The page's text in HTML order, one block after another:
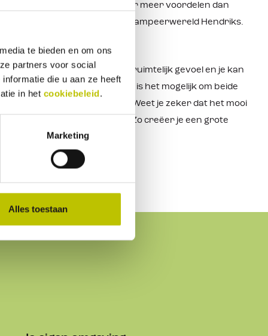
te bieden en om ons
partners voor social
die u aan ze heeft
in het cookiebeleid.
Marketing
Alles toestaan
materialen. Al met al zijn er meer voordelen dan
van Kampeerwereld Hendriks.
tenten. Deze geven een heel ruimtelijk gevoel en je kan
in– en uitlopen. Ook is het mogelijk om beide
maar geen insecten binnen. Weet je zeker dat het mooi
voorwand weg te rollen. Zo creëer je een grote